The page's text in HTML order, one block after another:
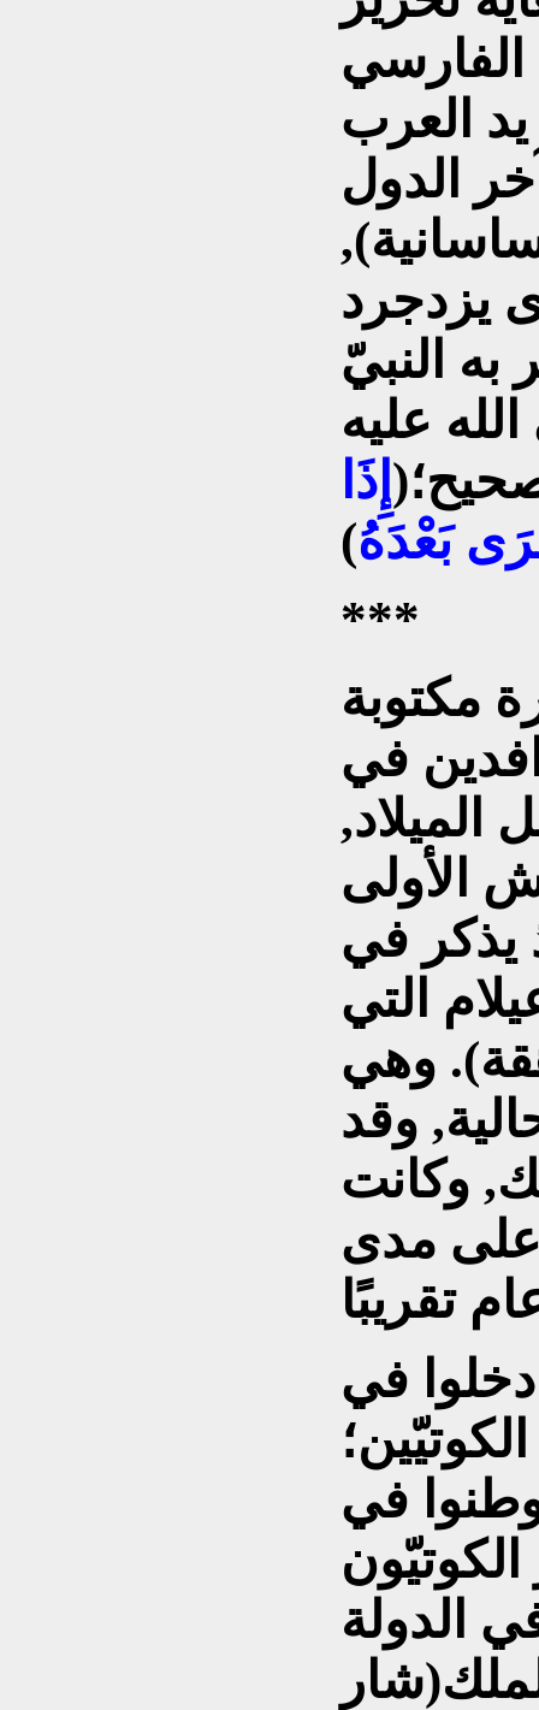
الفارسي
العرب
الدول
يزدجرد
به النبيّ
عليه
إِذَا
بَعْدَهُ
***
مكتوبة
في
الميلاد,
الأولى
يذكر في
التي
وهي
وقد
حكمها(126)ملك, وكانت
مدى
دخلوا في
في
الدولة